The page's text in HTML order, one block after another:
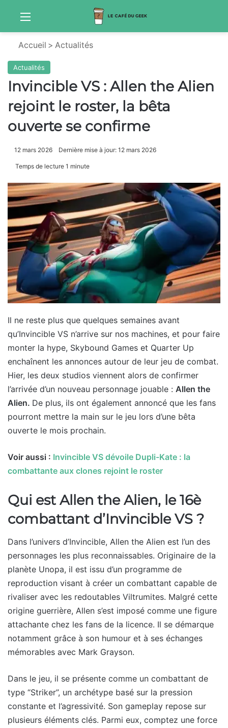
Menu
Accueil > Actualités
Actualités
Invincible VS : Allen the Alien
rejoint le roster, la bêta
ouverte se confirme
12 mars 2026 Dernière mise à jour: 12 mars 2026
Temps de lecture 1 minute
Il ne reste plus que quelques semaines avant
qu’Invincible VS n’arrive sur nos machines, et pour faire
monter la hype, Skybound Games et Quarter Up
enchaînent les annonces autour de leur jeu de combat.
Hier, les deux studios viennent alors de confirmer
l’arrivée d’un nouveau personnage jouable : Allen the
Alien. De plus, ils ont également annoncé que les fans
pourront mettre la main sur le jeu lors d’une bêta
ouverte le mois prochain.
Voir aussi : Invincible VS dévoile Dupli-Kate : la
combattante aux clones rejoint le roster
Qui est Allen the Alien, le 16è
combattant d’Invincible VS ?
Dans l’univers d’Invincible, Allen the Alien est l’un des
personnages les plus reconnaissables. Originaire de la
planète Unopa, il est issu d’un programme de
reproduction visant à créer un combattant capable de
rivaliser avec les redoutables Viltrumites. Malgré cette
origine guerrière, Allen s’est imposé comme une figure
attachante chez les fans de la licence. Il se démarque
notamment grâce à son humour et à ses échanges
mémorables avec Mark Grayson.
Dans le jeu, il se présente comme un combattant de
type “Striker”, un archétype basé sur la pression
constante et l’agressivité. Son gameplay repose sur
plusieurs éléments clés. Parmi eux, comptez une force